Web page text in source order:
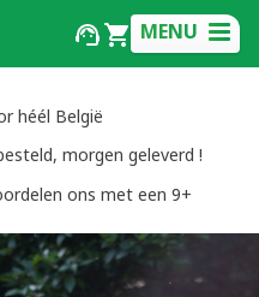
MENU
héél België
morgen geleverd !
ons met een 9+